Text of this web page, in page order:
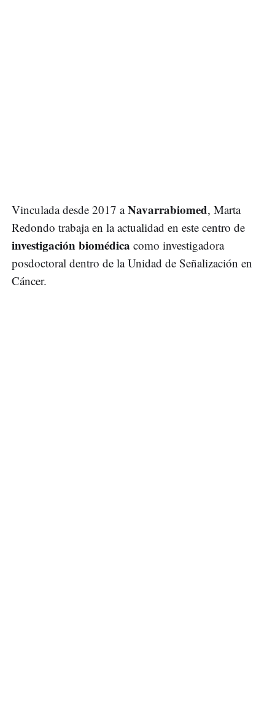
Vinculada desde 2017 aNavarrabiomed, Marta
Redondo trabaja en la actualidad en este centro de
investigación biomédica como investigadora
posdoctoral dentro de la Unidad de Señalización en
Cáncer.